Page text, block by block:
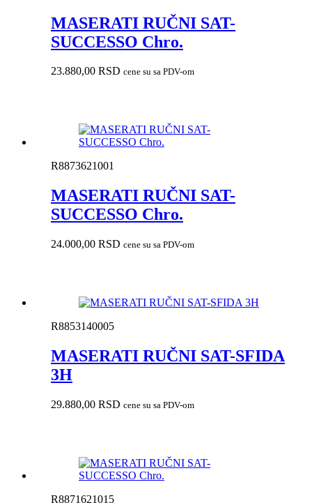
MASERATI RUČNI SAT-
SUCCESSO Chro.
23.880,00 RSD cene su sa PDV-om
R8873621001
MASERATI RUČNI SAT-
SUCCESSO Chro.
24.000,00 RSD cene su sa PDV-om
R8853140005
MASERATI RUČNI SAT-SFIDA
3H
29.880,00 RSD cene su sa PDV-om
R8871621015